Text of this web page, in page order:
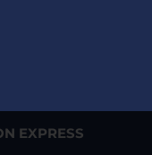
EXPRESS